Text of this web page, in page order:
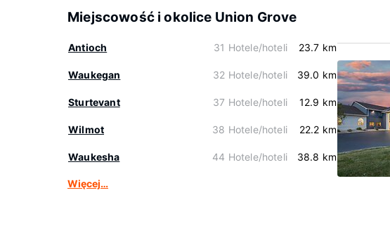
Miejscowość i okolice Union Grove
Antioch 31 Hotele/hoteli 23.7 km
Waukegan 32 Hotele/hoteli 39.0 km
Sturtevant 37 Hotele/hoteli 12.9 km
Wilmot 38 Hotele/hoteli 22.2 km
Waukesha 44 Hotele/hoteli 38.8 km
Więcej…